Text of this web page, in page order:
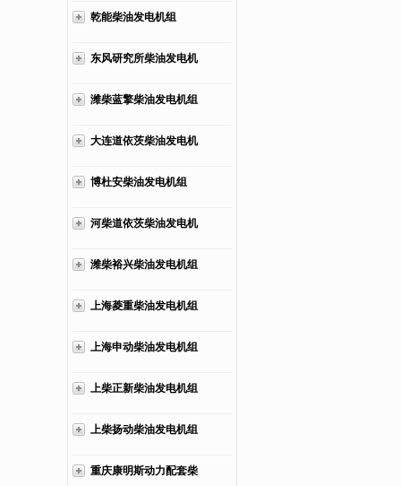
乾能柴油发电机组
东风研究所柴油发电机
潍柴蓝擎柴油发电机组
大连道依茨柴油发电机
博杜安柴油发电机组
河柴道依茨柴油发电机
潍柴裕兴柴油发电机组
上海菱重柴油发电机组
上海申动柴油发电机组
上柴正新柴油发电机组
上柴扬动柴油发电机组
重庆康明斯动力配套柴